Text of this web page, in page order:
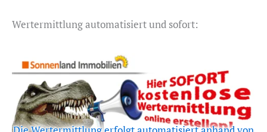
Wertermittlung automatisiert und sofort: